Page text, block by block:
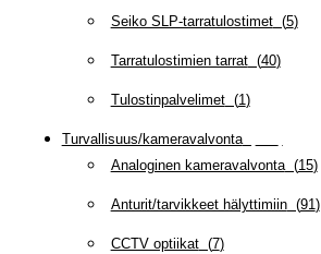
Seiko SLP-tarratulostimet(5)
Tarratulostimien tarrat(40)
Tulostinpalvelimet(1 )
Turvallisuus/kameravalvonta(
Analoginen kameravalvonta(15)
Anturit/tarvikkeet hälyttimiin(91 )
CCTV optiikat(7)